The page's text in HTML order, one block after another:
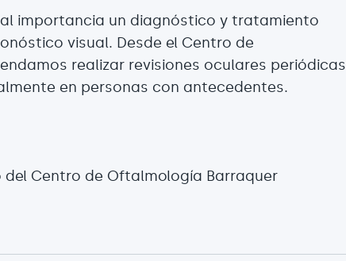
importancia un diagnóstico y tratamiento
visual. Desde el Centro de
realizar revisiones oculares periódicas
en personas con antecedentes.
Centro de Oftalmología Barraquer